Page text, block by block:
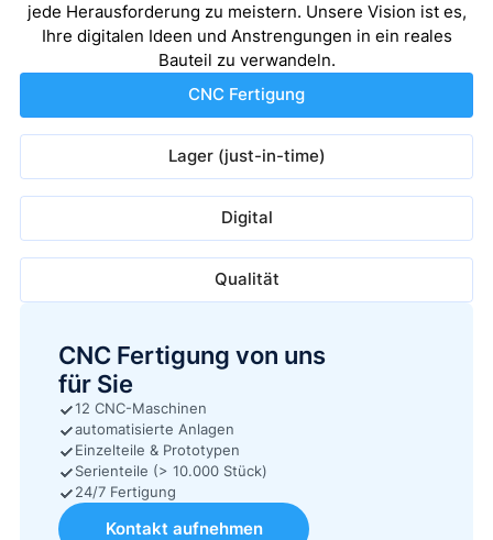
jede Herausforderung zu meistern. Unsere Vision ist es,
Ihre digitalen Ideen und Anstrengungen in ein reales
Bauteil zu verwandeln.
CNC Fertigung
Lager (just-in-time)
Digital
Qualität
CNC Fertigung von uns
für Sie
12 CNC-Maschinen
automatisierte Anlagen
Einzelteile & Prototypen
Serienteile (> 10.000 Stück)
24/7 Fertigung
Kontakt aufnehmen